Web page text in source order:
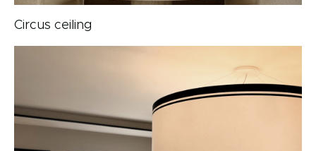
Circus ceiling